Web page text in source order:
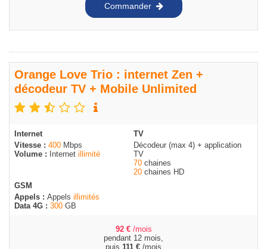
Commander
Orange Love Trio : internet Zen +
décodeur TV + Mobile Unlimited
Internet
Vitesse : 400 Mbps
Volume :
Internet illimité
TV
Décodeur (max 4) + application
TV
70 chaines
20 chaines HD
GSM
Appels : Appels illimités
Data 4G : 300 GB
92 € /mois
pendant 12 mois,
puis 111 € /mois